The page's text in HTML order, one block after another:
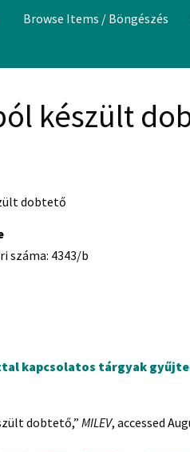
Browse Items / Böngészés
készült
dobtető
száma: 4343/b
kapcsolatos tárgyak
dobtető,” MILEV, accessed